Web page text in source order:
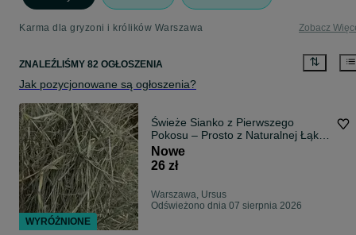
Karma dla gryzoni i królików Warszawa Zobacz
ZNALEŹLIŚMY 82 OGŁOSZENIA
Jak pozycjonowane są ogłoszenia?
Świeże Sianko z Pierwszego
Pokosu – Prosto z Naturalnej Łąki!
5 KG
Nowe
26 zł
Warszawa, Ursus
Odświeżono dnia 07 sierpnia 2026
WYRÓŻNIONE